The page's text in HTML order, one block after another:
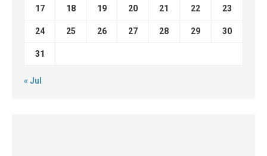
17 18 19 20 21 22 23
24 25 26 27 28 29 30
31
« Jul